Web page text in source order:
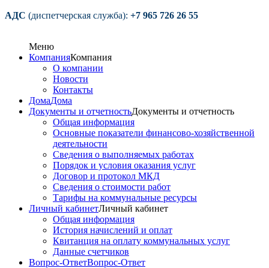
АДС (диспетчерская служба): +7 965 726 26 55
Меню
КомпанияКомпания
О компании
Новости
Контакты
ДомаДома
Документы и отчетностьДокументы и отчетность
Общая информация
Основные показатели финансово-хозяйственной
деятельности
Сведения о выполняемых работах
Порядок и условия оказания услуг
Договор и протокол МКД
Сведения о стоимости работ
Тарифы на коммунальные ресурсы
Личный кабинетЛичный кабинет
Общая информация
История начислений и оплат
Квитанция на оплату коммунальных услуг
Данные счетчиков
Вопрос-ОтветВопрос-Ответ